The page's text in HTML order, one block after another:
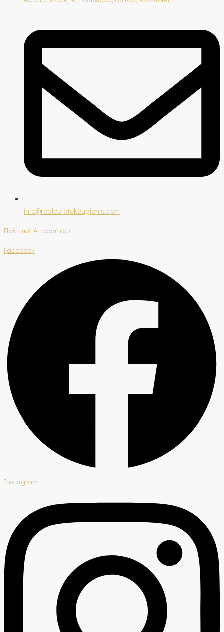
info@realestatekougionis.com
Πολιτική Απορρήτου
Facebook
Instagram